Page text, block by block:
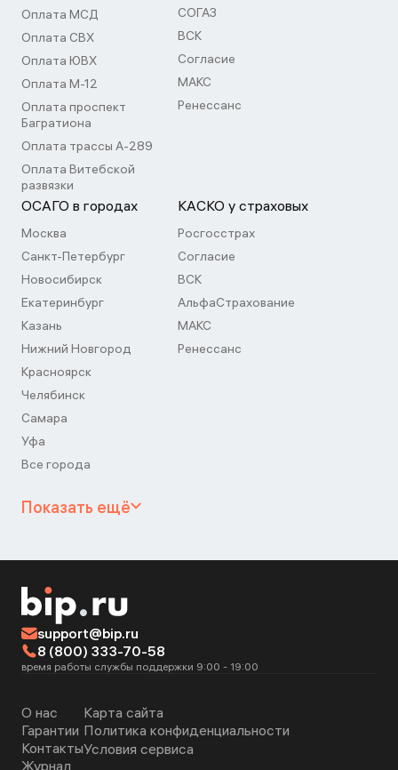
Оплата МСД
Оплата СВХ
Оплата ЮВХ
Оплата М-12
Оплата проспект
Багратиона
Оплата трассы А-289
Оплата Витебской
развязки
СОГАЗ
ВСК
Согласие
МАКС
Ренессанс
ОСАГО в городах
Москва
Санкт-Петербург
Новосибирск
Екатеринбург
Казань
Нижний Новгород
Красноярск
Челябинск
Самара
Уфа
Все города
КАСКО у страховых
Росгосстрах
Согласие
ВСК
АльфаСтрахование
МАКС
Ренессанс
Показать ещё
support@bip.ru
8 (800) 333-70-58
время работы службы поддержки 9:00 - 19:00
О нас
Гарантии
Контакты
Журнал
Карта сайта
Политика конфиденциальности
Условия сервиса